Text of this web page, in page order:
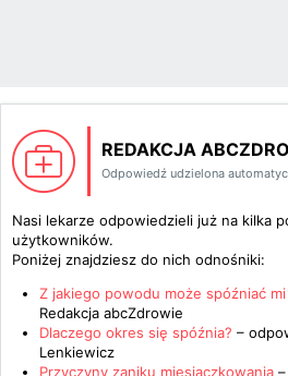
REDAKCJA
Odpowiedź udzielona
Nasi lekarze odpowiedzieli już na kilka
użytkowników.
Poniżej znajdziesz do nich odnośniki:
Z jakiego powodu może spóźniać
Redakcja abcZdrowie
Dlaczego okres się spóźnia? –
Lenkiewicz
Przyczyny zaniku miesiączkowania